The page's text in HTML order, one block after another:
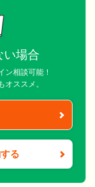
い場合
ン相談可能！
ススメ。
る